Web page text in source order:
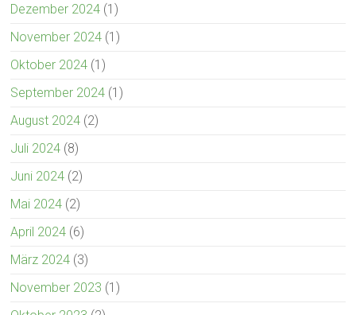
Dezember 2024 (1)
November 2024 (1)
Oktober 2024 (1)
September 2024 (1)
August 2024 (2)
Juli 2024 (8)
Juni 2024 (2)
Mai 2024 (2)
April 2024 (6)
März 2024 (3)
November 2023 (1)